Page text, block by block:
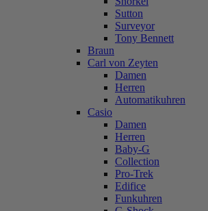
Sutton
Surveyor
Tony Bennett
Braun
Carl von Zeyten
Damen
Herren
Automatikuhren
Casio
Damen
Herren
Baby-G
Collection
Pro-Trek
Edifice
Funkuhren